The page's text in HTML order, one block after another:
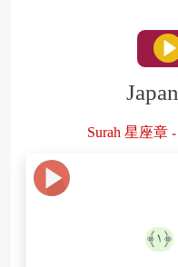
Surah 星座章
﴿١﴾